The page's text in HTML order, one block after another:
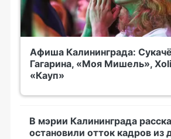
Афиша Калининграда:
Гагарина, «Моя Мишель»,
«Кауп»
В мэрии Калининграда
остановили отток кадров из